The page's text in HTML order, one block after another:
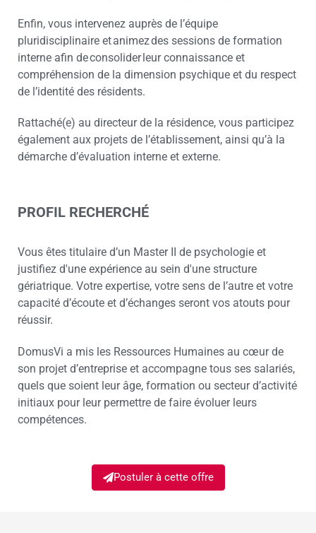
Enfin, vous intervenez auprès de l’équipe
pluridisciplinaire et animez des sessions de formation
interne afin de consolider leur connaissance et
compréhension de la dimension psychique et du respect
de l’identité des résidents.
Rattaché(e) au directeur de la résidence, vous participez
également aux projets de l’établissement, ainsi qu’à la
démarche d’évaluation interne et externe.
PROFIL RECHERCHÉ
Vous êtes titulaire d’un Master II de psychologie et
justifiez d'une expérience au sein d'une structure
gériatrique. Votre expertise, votre sens de l’autre et votre
capacité d’écoute et d’échanges seront vos atouts pour
réussir.
DomusVi a mis les Ressources Humaines au cœur de
son projet d’entreprise et accompagne tous ses salariés,
quels que soient leur âge, formation ou secteur d’activité
initiaux pour leur permettre de faire évoluer leurs
compétences.
Postuler à cette offre